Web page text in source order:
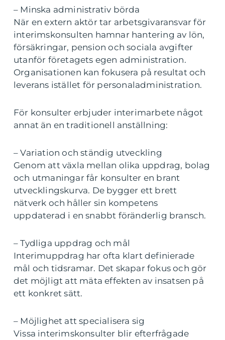
– Minska administrativ börda
När en extern aktör tar arbetsgivaransvar för
interimskonsulten hamnar hantering av lön,
försäkringar, pension och sociala avgifter
utanför företagets egen administration.
Organisationen kan fokusera på resultat och
leverans istället för personaladministration.
För konsulter erbjuder interimarbete något
annat än en traditionell anställning:
– Variation och ständig utveckling
Genom att växla mellan olika uppdrag, bolag
och utmaningar får konsulter en brant
utvecklingskurva. De bygger ett brett
nätverk och håller sin kompetens
uppdaterad i en snabbt föränderlig bransch.
– Tydliga uppdrag och mål
Interimuppdrag har ofta klart definierade
mål och tidsramar. Det skapar fokus och gör
det möjligt att mäta effekten av insatsen på
ett konkret sätt.
– Möjlighet att specialisera sig
Vissa interimskonsulter blir efterfrågade